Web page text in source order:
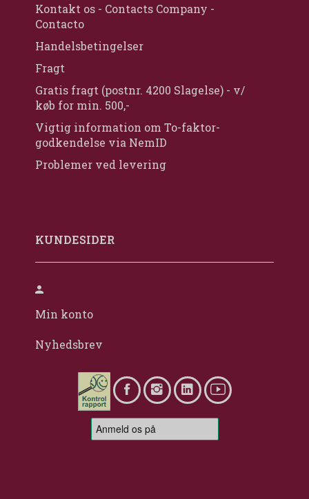
Kontakt os - Contacts Company -
Contacto
Handelsbetingelser
Fragt
Gratis fragt (postnr. 4200 Slagelse) - v/
køb for min. 500,-
Vigtig information om To-faktor-
godkendelse via NemID
Problemer ved levering
KUNDESIDER
Min konto
Nyhedsbrev